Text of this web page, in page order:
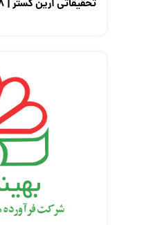
تحقیقاتی آرین گستر | ۱۸ مرداد ۱۴۰۵